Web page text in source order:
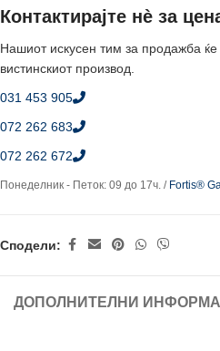
Контактирајте нè за
Нашиот искусен тим за продажба
вистинскиот производ.
031 453 905
072 262 683
072 262 672
Понеделник - Петок: 09 до 17ч. / Fortis®
Сподели:
ДОПОЛНИТЕЛНИ